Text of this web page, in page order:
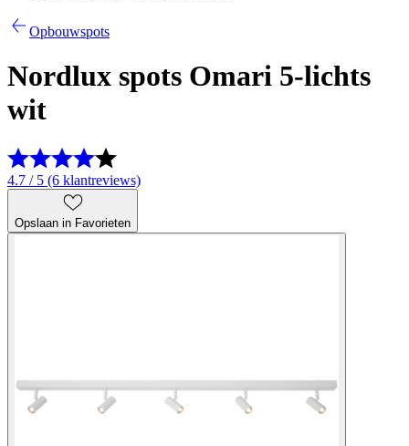
Opbouwspots
Nordlux spots Omari 5-lichts
wit
4.7 / 5 (6 klantreviews)
Opslaan in Favorieten